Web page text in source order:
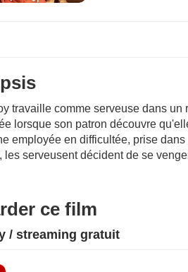
travaille comme serveuse dans
lorsque son patron découvre
employée en difficultée, prise
les serveusent décident de se
ce film
/ streaming gratuit